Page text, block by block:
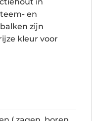
en
zijn
kleur voor